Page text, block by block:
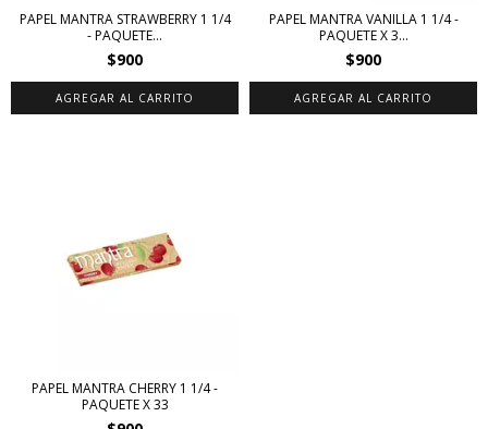
PAPEL MANTRA STRAWBERRY 1 1/4
- PAQUETE...
$900
PAPEL MANTRA VANILLA 1 1/4 -
PAQUETE X 3...
$900
PAPEL MANTRA CHERRY 1 1/4 -
PAQUETE X 33